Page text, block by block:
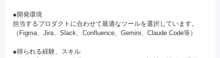
●開発環境
担当するプロダクトに合わせて最適なツールを選択しています。
（Figma、Jira、Slack、Confluence、Gemini、Claude Code等）
●得られる経験、スキル